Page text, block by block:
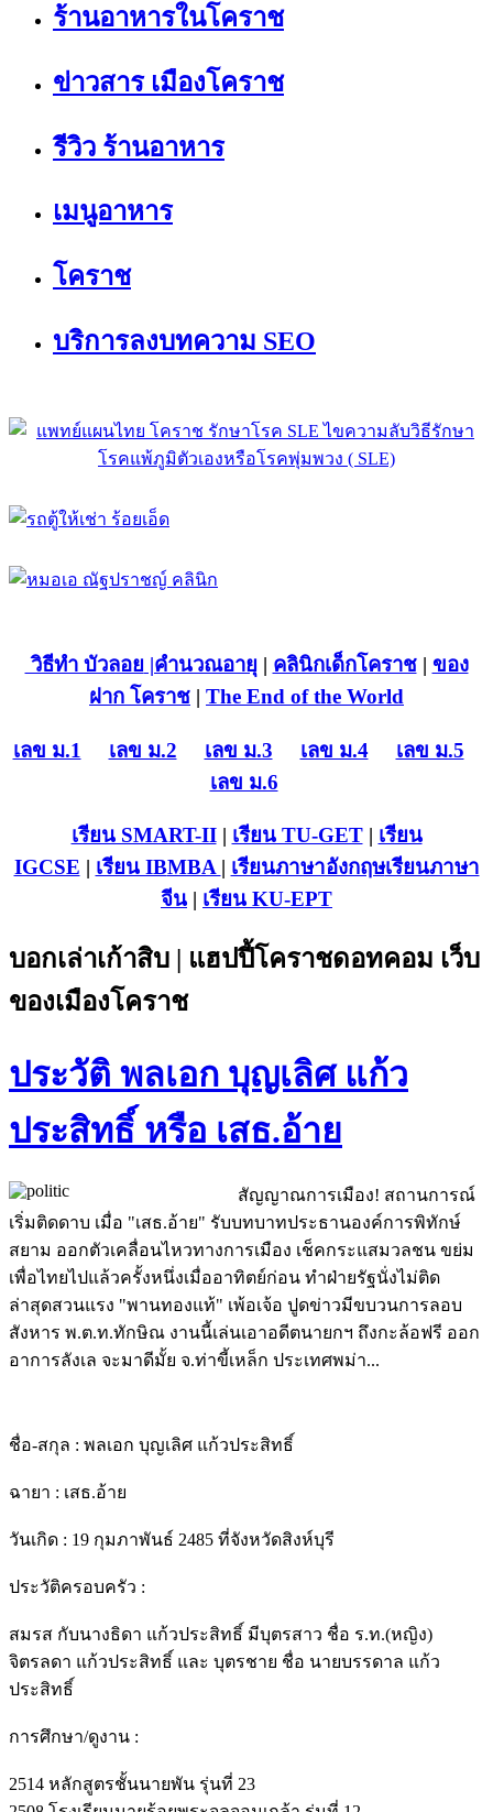
ร้านอาหารในโคราช
ข่าวสาร เมืองโคราช
รีวิว ร้านอาหาร
เมนูอาหาร
โคราช
บริการลงบทความ SEO
วิธีทำ บัวลอย |คำนวณอายุ | คลินิกเด็กโคราช| ของ
ฝาก โคราช | The End of the World
เลข ม.1 เลข ม.2 เลข ม.3 เลข ม.4
เลข ม.5
เลข ม.6
เรียน SMART-II| เรียน TU-GET| เรียน
IGCSE | เรียน IBMBA | เรียนภาษาอังกฤษเรียนภาษา
จีน | เรียน KU-EPT
บอกเล่าเก้าสิบ | แฮปปี้โคราชดอทคอม เว็บ
ของเมืองโคราช
ประวัติ พลเอก บุญเลิศ แก้ว
ประสิทธิ์ หรือ เสธ.อ้าย
สัญญาณการเมือง! สถานการณ์
เริ่มติดดาบ เมื่อ "เสธ.อ้าย" รับบทบาทประธานองค์การพิทักษ์
สยาม ออกตัวเคลื่อนไหวทางการเมือง เช็คกระแสมวลชน ขย่ม
เพื่อไทยไปแล้วครั้งหนึ่งเมื่ออาทิตย์ก่อน ทำฝ่ายรัฐนั่งไม่ติด
ล่าสุดสวนแรง "พานทองแท้" เพ้อเจ้อ ปูดข่าวมีขบวนการลอบ
สังหาร พ.ต.ท.ทักษิณ งานนี้เล่นเอาอดีตนายกฯ ถึงกะล้อฟรี ออก
อาการลังเล จะมาดีมั้ย จ.ท่าขี้เหล็ก ประเทศพม่า...
ชื่อ-สกุล : พลเอก บุญเลิศ แก้วประสิทธิ์
ฉายา : เสธ.อ้าย
วันเกิด : 19 กุมภาพันธ์ 2485 ที่จังหวัดสิงห์บุรี
ประวัติครอบครัว :
สมรส กับนางธิดา แก้วประสิทธิ์ มีบุตรสาว ชื่อ ร.ท.(หญิง)
จิตรลดา แก้วประสิทธิ์ และ บุตรชาย ชื่อ นายบรรดาล แก้ว
ประสิทธิ์
การศึกษา/ดูงาน :
2514 หลักสูตรชั้นนายพัน รุ่นที่ 23